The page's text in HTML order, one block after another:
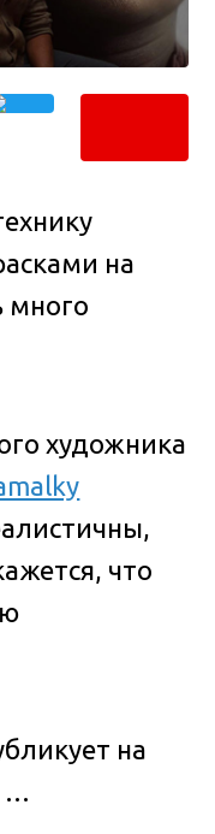
на
много
художника
что
на
…